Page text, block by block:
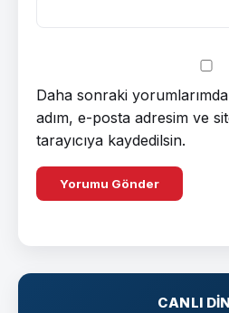
Daha sonraki yorumlarımda
adım, e-posta adresim ve
tarayıcıya kaydedilsin.
CANLI